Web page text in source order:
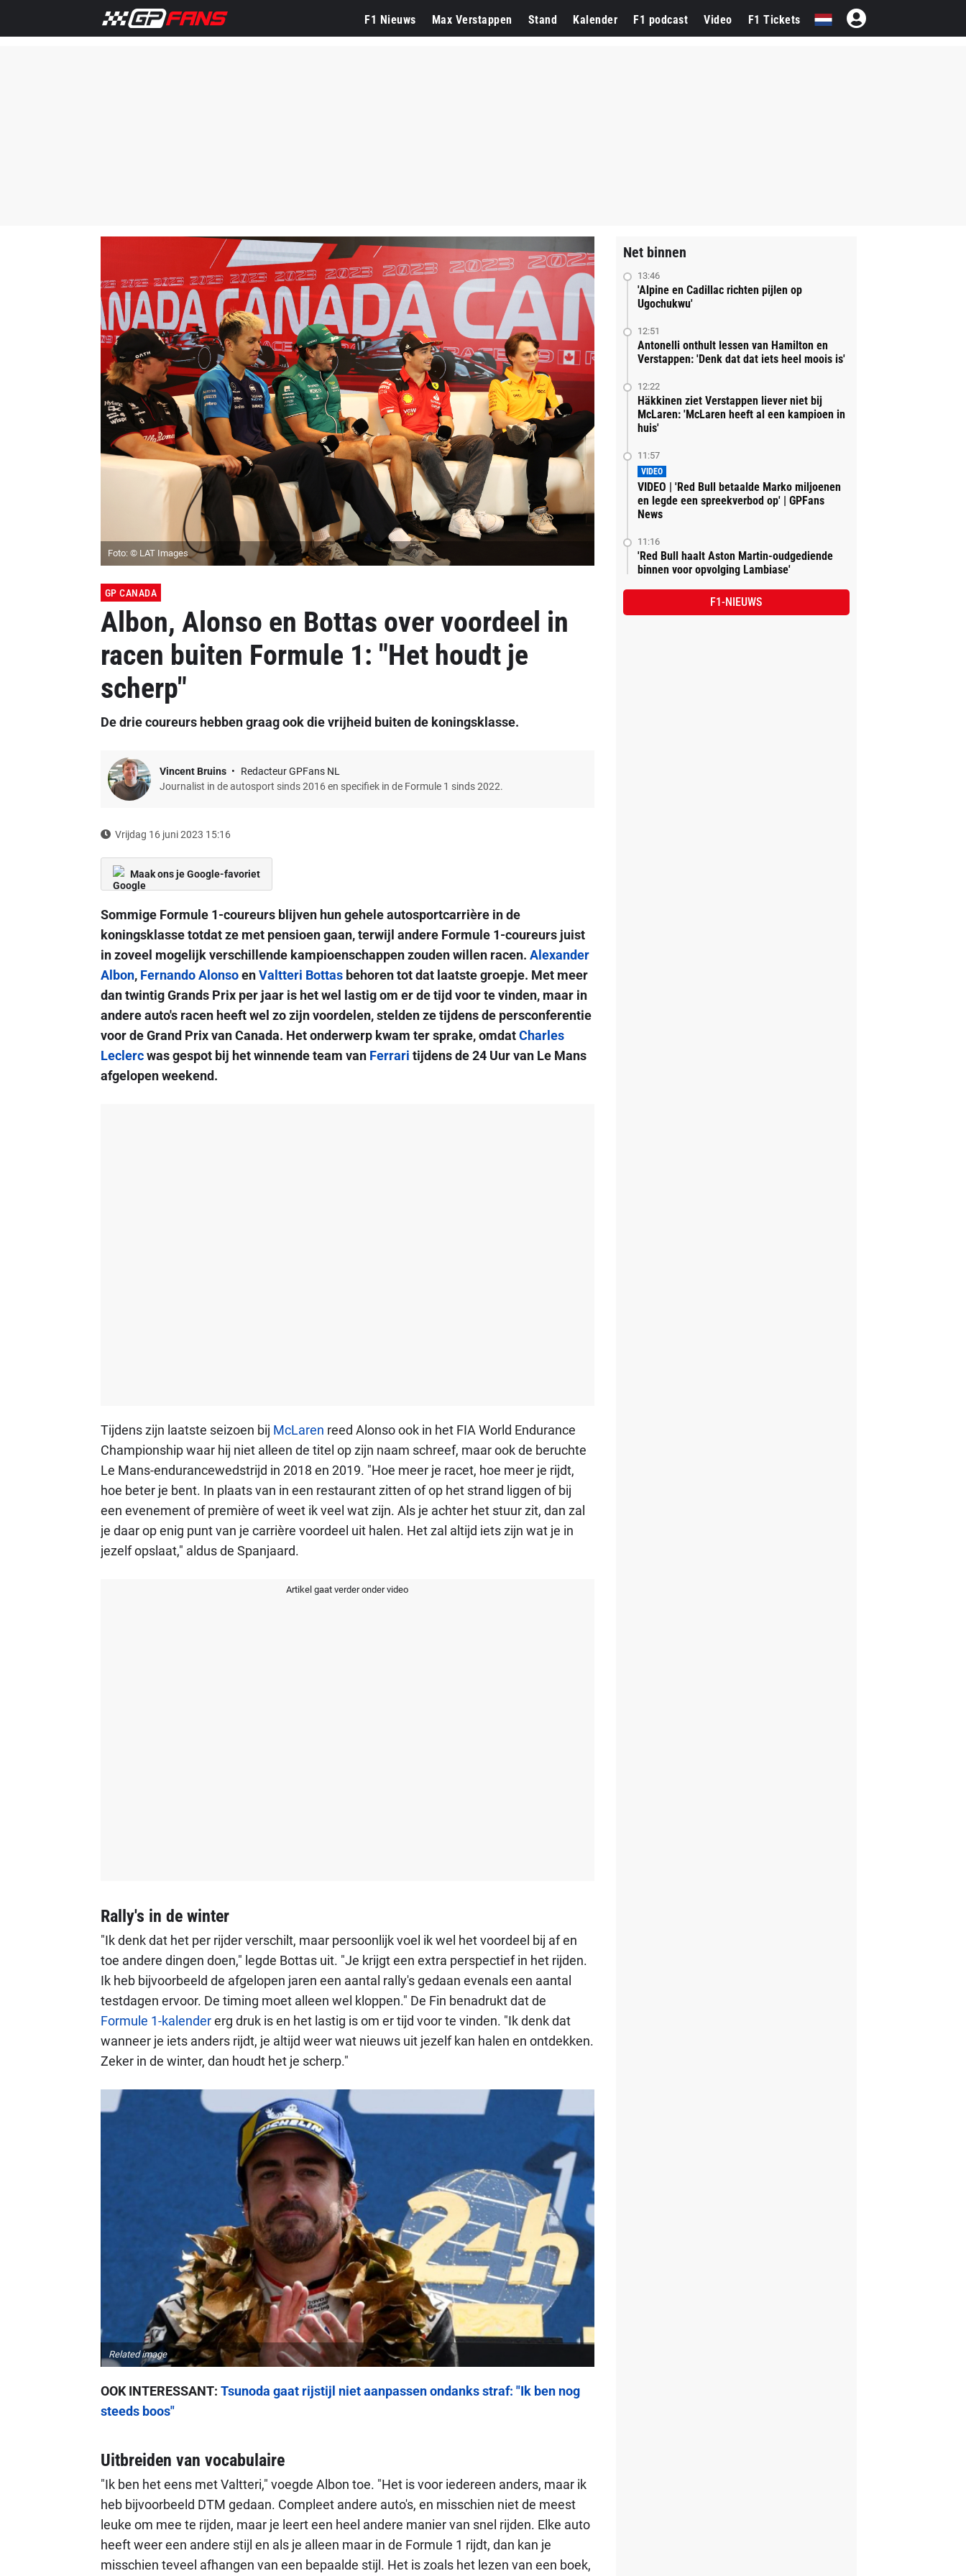
F1 Nieuws Max Verstappen Stand Kalender F1 podcast Video F1 Tickets
Foto: © LAT Images
GP CANADA
Albon, Alonso en Bottas over voordeel in
racen buiten Formule 1: "Het houdt je
scherp"
De drie coureurs hebben graag ook die vrijheid buiten de koningsklasse.
Vincent Bruins
Redacteur GPFans NL
Journalist in de autosport sinds 2016 en specifiek in de Formule 1 sinds 2022.
Vrijdag 16 juni 2023 15:16
Maak ons je Google-favoriet
Sommige Formule 1-coureurs blijven hun gehele autosportcarrière in de
koningsklasse totdat ze met pensioen gaan, terwijl andere Formule 1-coureurs juist
in zoveel mogelijk verschillende kampioenschappen zouden willen racen. Alexander
Albon, Fernando AlonsoenValtteri Bottasbehoren tot dat laatste groepje. Met meer
dan twintig Grands Prix per jaar is het wel lastig om er de tijd voor te vinden, maar in
andere auto's racen heeft wel zo zijn voordelen, stelden ze tijdens de persconferentie
voor de Grand Prix van Canada. Het onderwerp kwam ter sprake, omdatCharles
Leclercwas gespot bij het winnende team van Ferrari tijdens de 24 Uur van Le Mans
afgelopen weekend.
Tijdens zijn laatste seizoen bij McLaren reed Alonso ook in het FIA World Endurance
Championship waar hij niet alleen de titel op zijn naam schreef, maar ook de beruchte
Le Mans-endurancewedstrijd in 2018 en 2019. "Hoe meer je racet, hoe meer je rijdt,
hoe beter je bent. In plaats van in een restaurant zitten of op het strand liggen of bij
een evenement of première of weet ik veel wat zijn. Als je achter het stuur zit, dan zal
je daar op enig punt van je carrière voordeel uit halen. Het zal altijd iets zijn wat je in
jezelf opslaat," aldus de Spanjaard.
Artikel gaat verder onder video
Rally's in de winter
"Ik denk dat het per rijder verschilt, maar persoonlijk voel ik wel het voordeel bij af en
toe andere dingen doen," legde Bottas uit. "Je krijgt een extra perspectief in het rijden.
Ik heb bijvoorbeeld de afgelopen jaren een aantal rally's gedaan evenals een aantal
testdagen ervoor. De timing moet alleen wel kloppen." De Fin benadrukt dat de
Formule 1-kalendererg druk is en het lastig is om er tijd voor te vinden. "Ik denk dat
wanneer je iets anders rijdt, je altijd weer wat nieuws uit jezelf kan halen en ontdekken.
Zeker in de winter, dan houdt het je scherp."
Related image
OOK INTERESSANT: Tsunoda gaat rijstijl niet aanpassen ondanks straf: "Ik ben nog
steeds boos"
Uitbreiden van vocabulaire
"Ik ben het eens met Valtteri," voegde Albon toe. "Het is voor iedereen anders, maar ik
heb bijvoorbeeld DTM gedaan. Compleet andere auto's, en misschien niet de meest
leuke om mee te rijden, maar je leert een heel andere manier van snel rijden. Elke auto
heeft weer een andere stijl en als je alleen maar in de Formule 1 rijdt, dan kan je
misschien teveel afhangen van een bepaalde stijl. Het is zoals het lezen van een boek,
Net binnen
13:46
'Alpine en Cadillac richten pijlen op
Ugochukwu'
12:51
Antonelli onthult lessen van Hamilton en
Verstappen: 'Denk dat dat iets heel moois is'
12:22
Häkkinen ziet Verstappen liever niet bij
McLaren: 'McLaren heeft al een kampioen in
huis'
11:57
VIDEO
VIDEO | 'Red Bull betaalde Marko miljoenen
en legde een spreekverbod op' | GPFans
News
11:16
'Red Bull haalt Aston Martin-oudgediende
binnen voor opvolging Lambiase'
F1-NIEUWS